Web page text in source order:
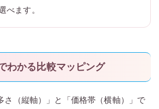
べます。
わかる比較マッピング
さ（縦軸）」と「価格帯（横軸）」で